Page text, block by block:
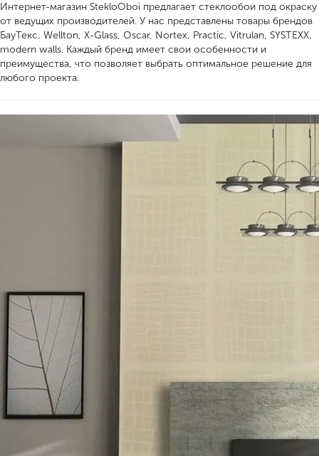
Интернет-магазин StekloOboi предлагает стеклообои под окраску
от ведущих производителей. У нас представлены товары брендов
БауТекс, Wellton, X-Glass, Oscar, Nortex, Practic, Vitrulan, SYSTEXX,
modern walls. Каждый бренд имеет свои особенности и
преимущества, что позволяет выбрать оптимальное решение для
любого проекта.